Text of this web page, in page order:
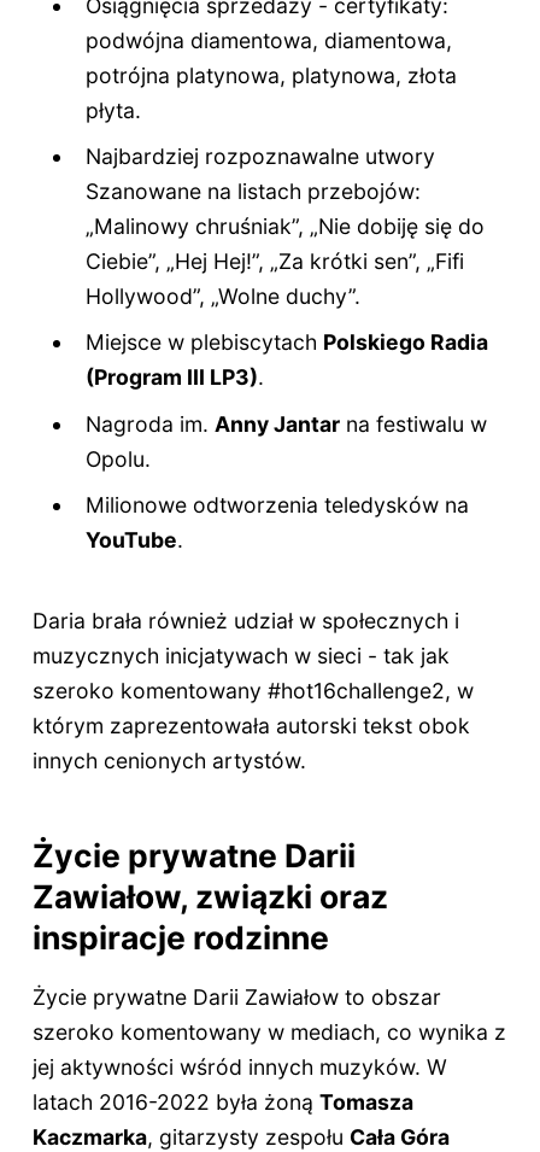
podwójna diamentowa, diamentowa,
potrójna platynowa, platynowa, złota
płyta.
Najbardziej rozpoznawalne utwory
Szanowane na listach przebojów:
„Malinowy chruśniak”, „Nie dobiję się do
Ciebie”, „Hej Hej!”, „Za krótki sen”, „Fifi
Hollywood”, „Wolne duchy”.
Miejsce w plebiscytach Polskiego Radia
(Program III LP3).
Nagroda im. Anny Jantar na festiwalu w
Opolu.
Milionowe odtworzenia teledysków na
YouTube.
Daria brała również udział w społecznych i
muzycznych inicjatywach w sieci - tak jak
szeroko komentowany #hot16challenge2, w
którym zaprezentowała autorski tekst obok
innych cenionych artystów.
Życie prywatne Darii
Zawiałow, związki oraz
inspiracje rodzinne
Życie prywatne Darii Zawiałow to obszar
szeroko komentowany w mediach, co wynika z
jej aktywności wśród innych muzyków. W
latach 2016-2022 była żoną Tomasza
Kaczmarka, gitarzysty zespołu Cała Góra